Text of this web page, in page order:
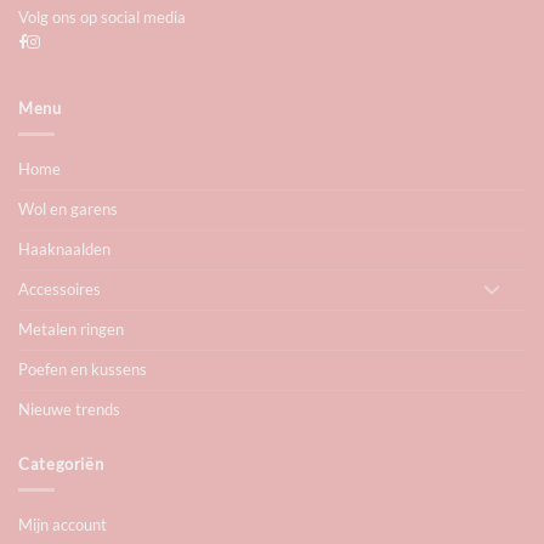
Volg ons op social media
Menu
Home
Wol en garens
Haaknaalden
Accessoires
Metalen ringen
Poefen en kussens
Nieuwe trends
Categoriën
Mijn account